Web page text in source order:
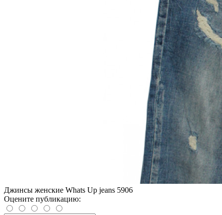
Джинсы женские Whats Up jeans 5906
Оцените публикацию: